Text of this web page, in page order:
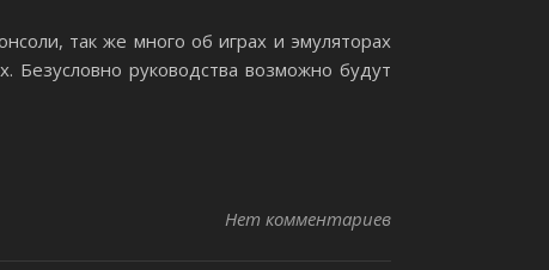
так же много об играх и эмуляторах
руководства возможно будут
Нет комментариев